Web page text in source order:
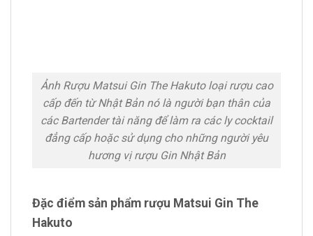
Ảnh Rượu Matsui Gin The Hakuto loại rượu cao
cấp đến từ Nhật Bản nó là người bạn thân của
các Bartender tài năng để làm ra các ly cocktail
đẳng cấp hoặc sử dụng cho những người yêu
hương vị rượu Gin Nhật Bản
Đặc điểm sản phẩm rượu Matsui Gin The
Hakuto